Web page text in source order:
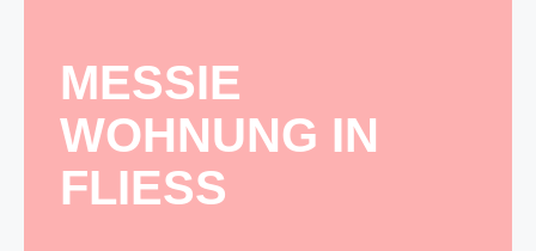
MESSIE
WOHNUNG IN
FLIESS